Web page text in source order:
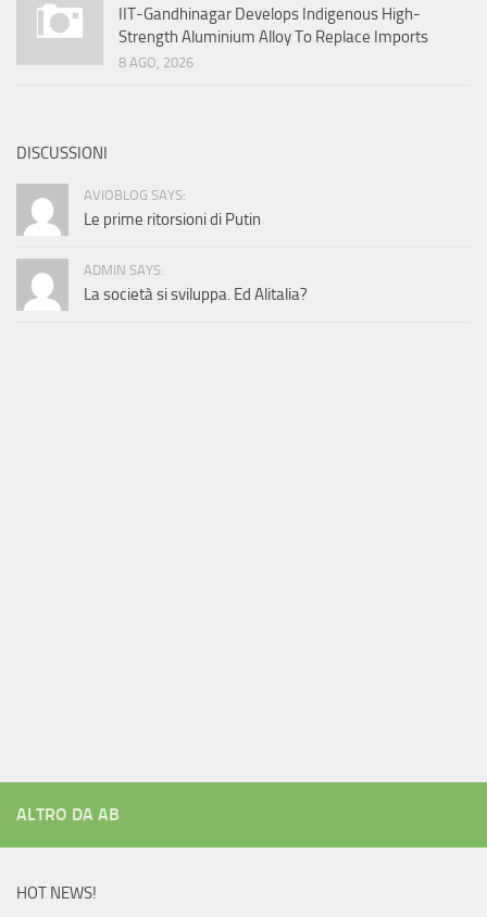
IIT-Gandhinagar Develops Indigenous High-
Strength Aluminium Alloy To Replace Imports
8 AGO, 2026
DISCUSSIONI
AVIOBLOG SAYS:
Le prime ritorsioni di Putin
ADMIN SAYS:
La società si sviluppa. Ed Alitalia?
ALTRO DA AB
HOT NEWS!